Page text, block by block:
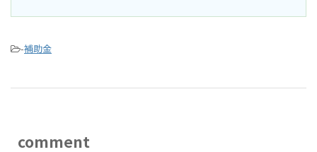
-補助金
comment